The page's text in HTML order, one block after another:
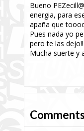
Bueno
energia, para
apaña que
Pues nada yo
pero te las
Mucha suerte y
Comments